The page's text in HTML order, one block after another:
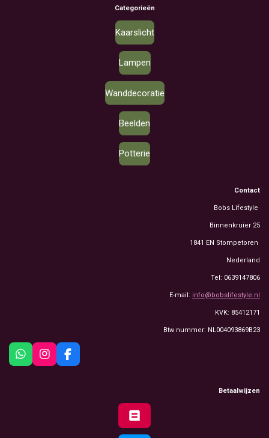
Categorieën
Kaarslicht
Lampen
Wanddecoratie
Beelden
Potterie
Contact
Bobs Lifestyle
Binnenkruier 25
1841 EN Stompetoren
Nederland
Tel: 0639147806
E-mail: info@bobslifestyle.nl
KVK: 85412171
Btw nummer: NL004093869B23
W
h
I
n
F
a
Betaalwijzen